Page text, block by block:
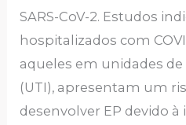
SARS-CoV-2. Estudos
hospitalizados com
aqueles em unidades
(UTI), apresentam um
desenvolver EP devido